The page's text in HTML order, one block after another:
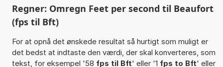
Regner: Omregn Feet per second til Beaufort
(fps til Bft)
For at opnå det ønskede resultat så hurtigt som muligt er
det bedst at indtaste den værdi, der skal konverteres, som
tekst, for eksempel '58 fps til Bft' eller '1 fps to Bft' eller